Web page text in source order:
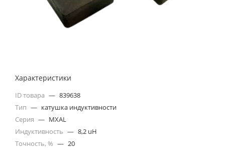
Характеристики
ID товара — 839638
Тип — катушка индуктивности
Серия — MXAL
Индуктивность — 8,2 uH
Точность, % — 20